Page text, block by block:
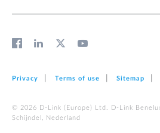
Privacy Terms of use Sitemap
© 2026 D‑Link (Europe) Ltd. D-Link
Schijndel, Nederland